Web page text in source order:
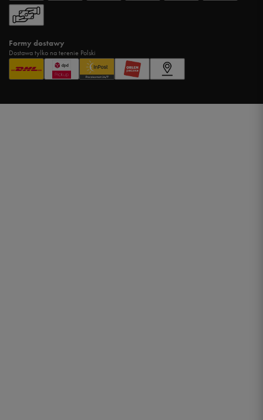
Formy dostawy
Dostawa tylko na terenie Polski